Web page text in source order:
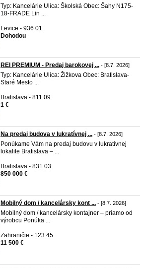
Typ: Kancelárie Ulica: Školská Obec: Šahy N175-
18-FRADE Lin ...
Levice - 936 01
Dohodou
REI PREMIUM - Predaj barokovej ... - [8.7. 2026]
Typ: Kancelárie Ulica: Žižkova Obec: Bratislava-
Staré Mesto ...
Bratislava - 811 09
1 €
Na predaj budova v lukratívnej ... - [8.7. 2026]
Ponúkame Vám na predaj budovu v lukratívnej
lokalite Bratislava – ...
Bratislava - 831 03
850 000 €
Mobilný dom / kancelársky kont ... - [8.7. 2026]
Mobilný dom / kancelársky kontajner – priamo od
výrobcu Ponúka ...
Zahraničie - 123 45
11 500 €